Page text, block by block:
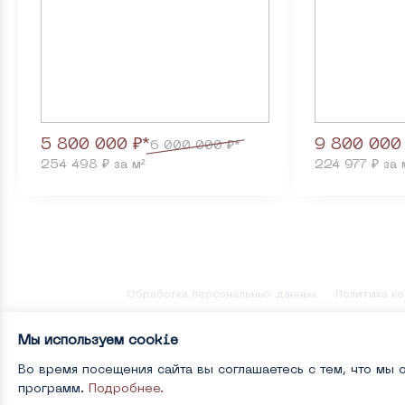
5 800 000 ₽*6 000 000 ₽*
254 498 ₽ за м²
9 800 000
224 977 ₽ за
Обработка персональных данных Политика
© 2022-2026 , Копирование любого материала
специальных предложениях, размещённых на
отличаться от фактических проектных
Мы используем сookie
Во время посещения сайта вы соглашаетесь с тем, что
программ.
Подробнее.